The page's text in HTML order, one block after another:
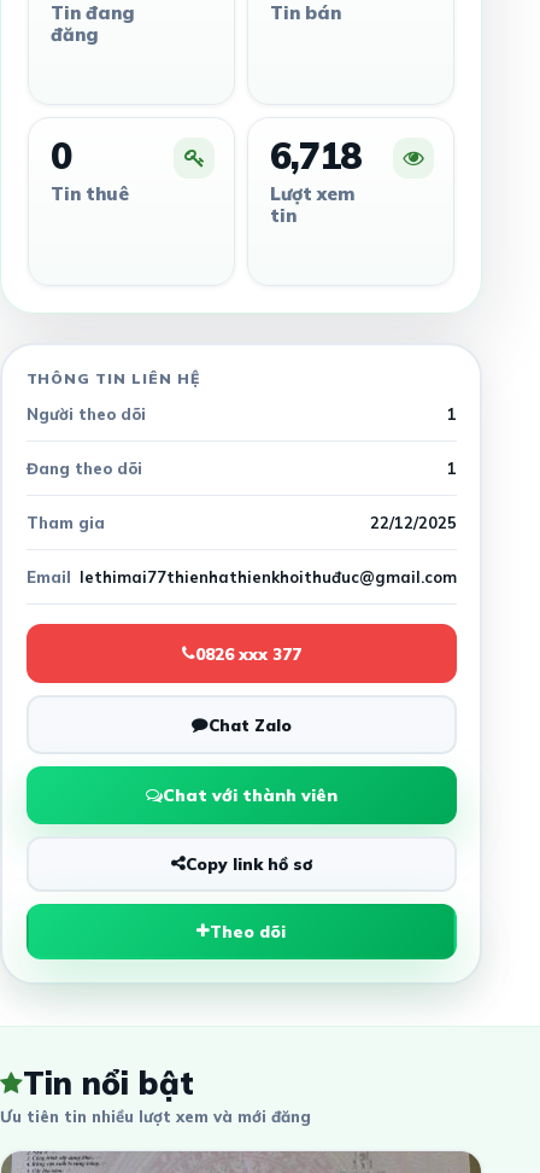
Tin đang
đăng
Tin bán
0
Tin thuê
6,718
Lượt xem
tin
THÔNG TIN LIÊN HỆ
Người theo dõi 1
Đang theo dõi 1
Tham gia 22/12/2025
Email lethimai77thienhathienkhoithuđuc@gmail.com
0826 xxx 377
Chat Zalo
Chat với thành viên
Copy link hồ sơ
Theo dõi
Tin nổi bật
Ưu tiên tin nhiều lượt xem và mới đăng